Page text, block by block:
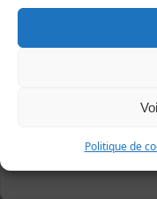
Politique de